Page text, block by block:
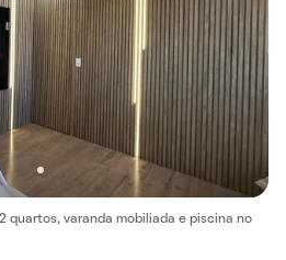
quartos, varanda mobiliada e piscina no